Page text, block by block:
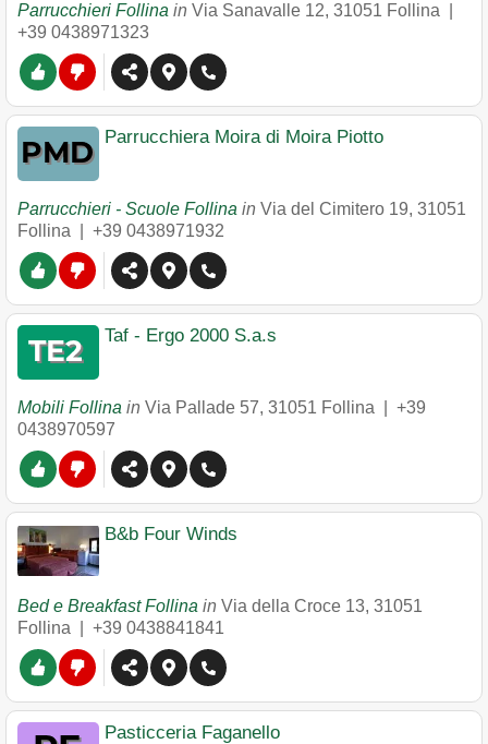
Parrucchieri Follina in Via Sanavalle 12, 31051 Follina
+39 0438971323
Parrucchiera Moira di Moira Piotto
Parrucchieri - Scuole Follina in Via del Cimitero 19, 31051
Follina
+39 0438971932
Taf - Ergo 2000 S.a.s
Mobili Follina in Via Pallade 57, 31051 Follina
+39
0438970597
B&b Four Winds
Bed e Breakfast Follina in Via della Croce 13, 31051
Follina
+39 0438841841
Pasticceria Faganello